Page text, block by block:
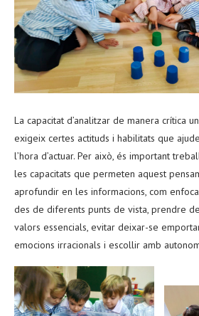
La capacitat d’analitzar de manera crítica
exigeix certes actituds i habilitats que
l’hora d’actuar. Per això, és important
les capacitats que permeten aquest
aprofundir en les informacions, com
des de diferents punts de vista, prendre
valors essencials, evitar deixar-se
emocions irracionals i escollir amb